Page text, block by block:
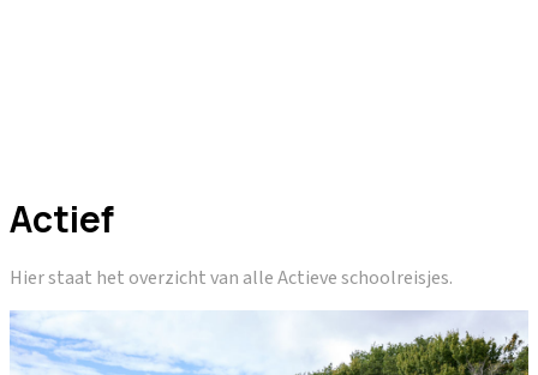
Actief
Hier staat het overzicht van alle Actieve schoolreisjes.